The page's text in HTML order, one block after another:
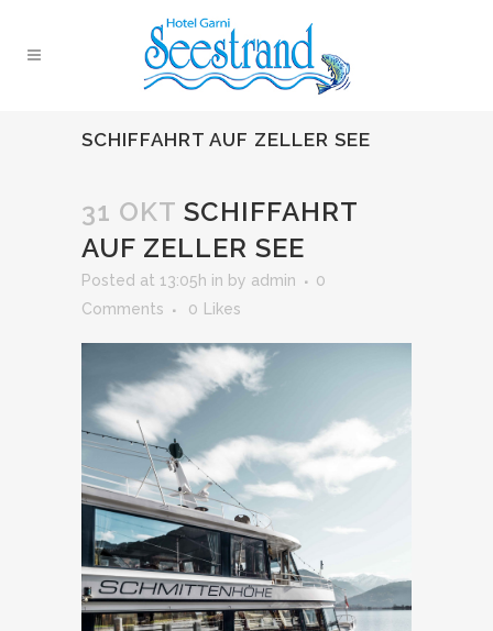
SCHIFFAHRT AUF ZELLER SEE
31 OKT SCHIFFAHRT
AUF ZELLER SEE
Posted at 13:05h in by admin
0
Comments
0 Likes